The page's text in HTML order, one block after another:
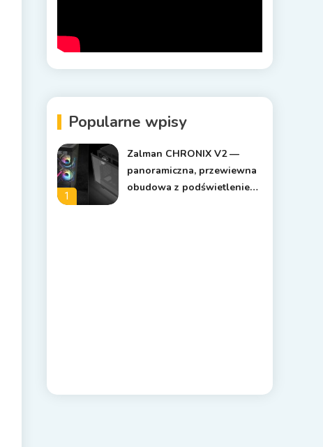
Popularne wpisy
1
Zalman CHRONIX V2 —
panoramiczna, przewiewna
obudowa z podświetleniem